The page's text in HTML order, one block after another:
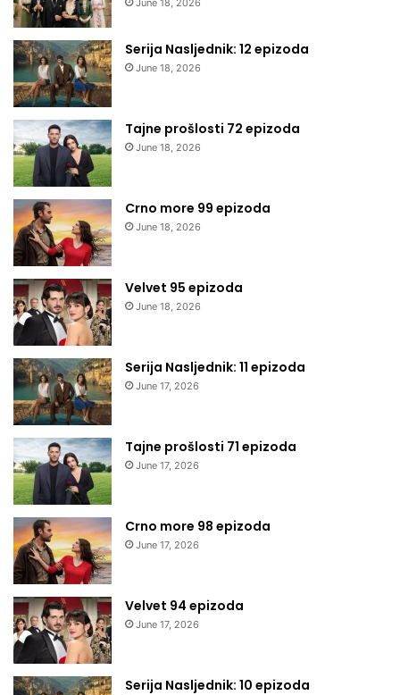
June 18, 2026
Serija Nasljednik: 12 epizoda
June 18, 2026
Tajne prošlosti 72 epizoda
June 18, 2026
Crno more 99 epizoda
June 18, 2026
Velvet 95 epizoda
June 18, 2026
Serija Nasljednik: 11 epizoda
June 17, 2026
Tajne prošlosti 71 epizoda
June 17, 2026
Crno more 98 epizoda
June 17, 2026
Velvet 94 epizoda
June 17, 2026
Serija Nasljednik: 10 epizoda